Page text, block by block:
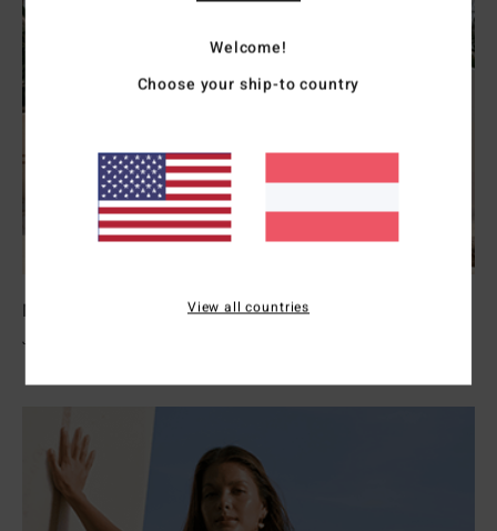
Neoprenanzüge Damen
Jetzt Entdecken
Welcome!
Choose your ship-to country
View all countries